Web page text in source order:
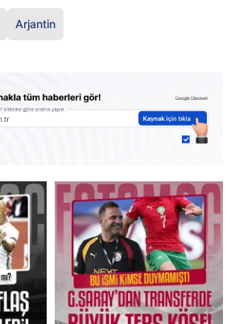
Arjantin